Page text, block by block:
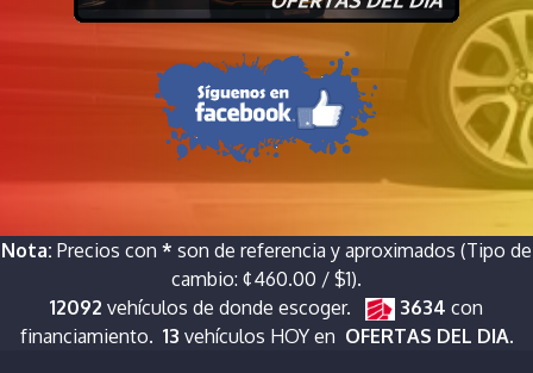
Nota: Precios con * son de referencia y aproximados (Tipo de
cambio: ¢460.00 / $1).
12092 vehículos de donde escoger. 3634 con
financiamiento. 13 vehículos HOY en OFERTAS DEL DIA.